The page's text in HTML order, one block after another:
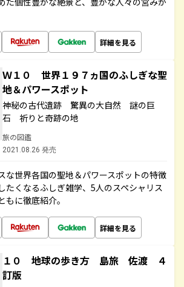
詳細を見る
Ｗ１０ 世界１９７ヵ国のふしぎな聖
地＆パワースポット
神秘の古代遺跡 驚異の大自然 謎の巨
石 祈りと奇跡の地
旅の図鑑
2021.08.26 発売
な世界各国の聖地＆パワースポットの特徴
たくなるふしぎ雑学、5人のスペシャリス
もに徹底紹介。
詳細を見る
１０ 地球の歩き方 島旅 佐渡 ４
訂版